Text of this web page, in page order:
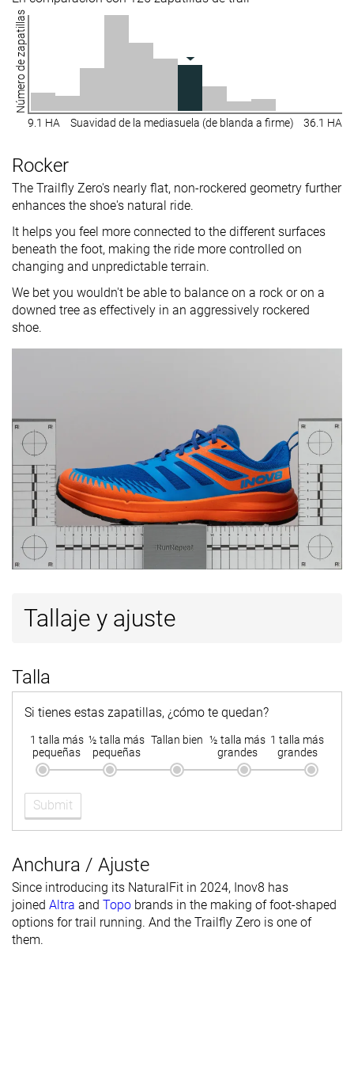
Número de zapatillas
9.1 HA Suavidad de la mediasuela (de blanda a firme) 36.1 HA
Rocker
The Trailfly Zero's nearly flat, non-rockered geometry further
enhances the shoe's natural ride.
It helps you feel more connected to the different surfaces
beneath the foot, making the ride more controlled on
changing and unpredictable terrain.
We bet you wouldn't be able to balance on a rock or on a
downed tree as effectively in an aggressively rockered
shoe.
Tallaje y ajuste
Talla
Si tienes estas zapatillas, ¿cómo te quedan?
1 talla más
pequeñas
½ talla más
pequeñas
Tallan bien ½ talla más
grandes
1 talla más
grandes
Submit
Anchura / Ajuste
Since introducing its NaturalFit in 2024, Inov8 has
joined Altra and Topo brands in the making of foot-shaped
options for trail running. And the Trailfly Zero is one of
them.